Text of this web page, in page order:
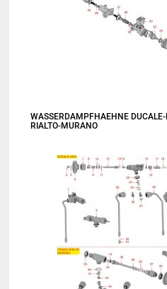
WASSERDAMPFHAEHNE DUCALE-
RIALTO-MURANO